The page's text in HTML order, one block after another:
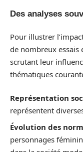
Des analyses
Pour illustrer
de nombreux essais
scrutant leur
thématiques
Représentation
représentent
Évolution des
personnages